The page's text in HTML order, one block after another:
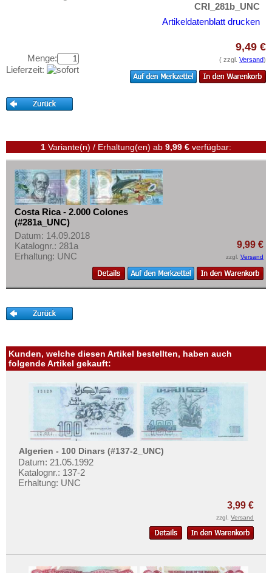
Guatemala
Guyana
Honduras
Jason Islands
Kolumbien
Kuba
Martinique
Mexiko
Montserrat
Niederländische Antillen
Ostkaribische Staaten
Peru
St. Kitts
St. Lucia
St. Pierre & Miquelon
St. Vincent
Surinam
Trinidad und Tobago
Uruguay
Aufbewahrung
Ihre Bewertungen
Informationen
Preislisten
Ankauf
Erhaltungsgrade
Gratisbanknoten
FAQ
Privatsphäre und Datenschutz
Liefer- und Versandkosten
AGB
Impressum
CRI_281b_UNC
Artikeldatenblatt drucken
Menge:
Lieferzeit:
9,49 €
( zzgl. Versand)
1 Variante(n) / Erhaltung(en) ab 9,99 € verfügbar:
Costa Rica - 2.000 Colones
(#281a_UNC)
Datum: 14.09.2018
Katalognr.: 281a
Erhaltung: UNC
9,99 €
zzgl. Versand
Kunden, welche diesen Artikel bestellten, haben auch
folgende Artikel gekauft:
Algerien - 100 Dinars (#137-2_UNC)
Datum: 21.05.1992
Katalognr.: 137-2
Erhaltung: UNC
3,99 €
zzgl. Versand